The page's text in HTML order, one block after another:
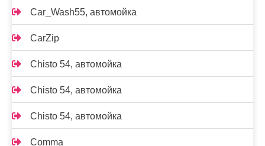
Car_Wash55, автомойка
CarZip
Chisto 54, автомойка
Chisto 54, автомойка
Chisto 54, автомойка
Comma